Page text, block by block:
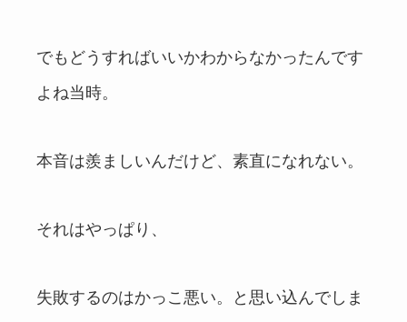
でもどうすればいいかわからなかったんです
よね当時。
本音は羨ましいんだけど、素直になれない。
それはやっぱり、
失敗するのはかっこ悪い。と思い込んでしま